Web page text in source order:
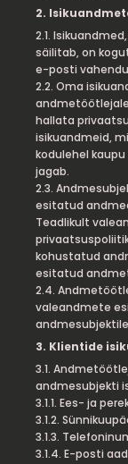
2.
2.1.
säilitab, on
e-posti
2.2. Oma
hallata
isikuandmeid,
kodulehel
jagab.
2.3.
esitatud
Teadlikult
kohustatud
esitatud
2.4.
valeandmete
3. Klientide
3.1.
andmesubjekti
3.1.1. Ees- ja
3.1.2.
3.1.3.
3.1.4. E-posti